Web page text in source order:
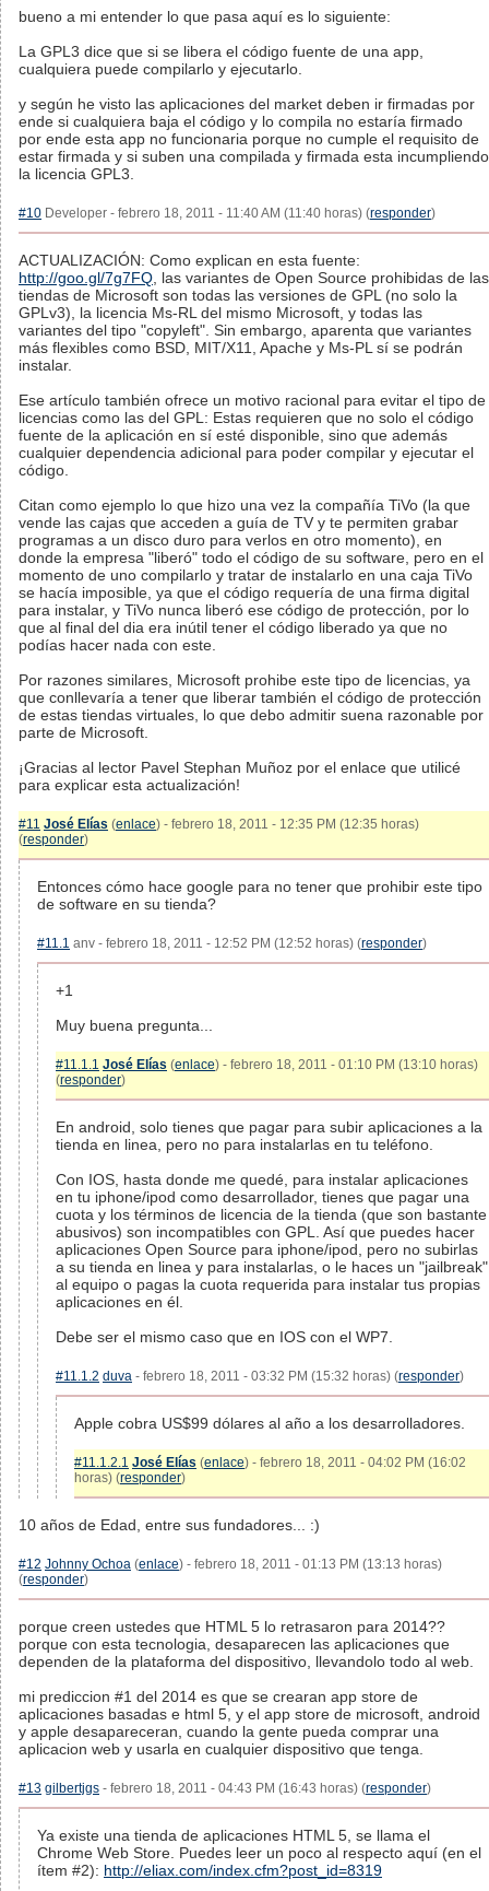
bueno a mi entender lo que pasa aquí es lo siguiente:
La GPL3 dice que si se libera el código fuente de una app,
cualquiera puede compilarlo y ejecutarlo.
y según he visto las aplicaciones del market deben ir firmadas por
ende si cualquiera baja el código y lo compila no estaría firmado
por ende esta app no funcionaria porque no cumple el requisito de
estar firmada y si suben una compilada y firmada esta incumpliendo
la licencia GPL3.
#10 Developer - febrero 18, 2011 - 11:40 AM (11:40 horas) (responder)
ACTUALIZACIÓN: Como explican en esta fuente:
http://goo.gl/7g7FQ , las variantes de Open Source prohibidas de las
tiendas de Microsoft son todas las versiones de GPL (no solo la
GPLv3), la licencia Ms-RL del mismo Microsoft, y todas las
variantes del tipo "copyleft". Sin embargo, aparenta que variantes
más flexibles como BSD, MIT/X11, Apache y Ms-PL sí se podrán
instalar.
Ese artículo también ofrece un motivo racional para evitar el tipo de
licencias como las del GPL: Estas requieren que no solo el código
fuente de la aplicación en sí esté disponible, sino que además
cualquier dependencia adicional para poder compilar y ejecutar el
código.
Citan como ejemplo lo que hizo una vez la compañía TiVo (la que
vende las cajas que acceden a guía de TV y te permiten grabar
programas a un disco duro para verlos en otro momento), en
donde la empresa "liberó" todo el código de su software, pero en el
momento de uno compilarlo y tratar de instalarlo en una caja TiVo
se hacía imposible, ya que el código requería de una firma digital
para instalar, y TiVo nunca liberó ese código de protección, por lo
que al final del dia era inútil tener el código liberado ya que no
podías hacer nada con este.
Por razones similares, Microsoft prohibe este tipo de licencias, ya
que conllevaría a tener que liberar también el código de protección
de estas tiendas virtuales, lo que debo admitir suena razonable por
parte de Microsoft.
¡Gracias al lector Pavel Stephan Muñoz por el enlace que utilicé
para explicar esta actualización!
#11 José Elías (enlace) - febrero 18, 2011 - 12:35 PM (12:35 horas)
(responder)
Entonces cómo hace google para no tener que prohibir este tipo
de software en su tienda?
#11.1 anv - febrero 18, 2011 - 12:52 PM (12:52 horas) (responder)
+1
Muy buena pregunta...
#11.1.1 José Elías (enlace) - febrero 18, 2011 - 01:10 PM (13:10 horas)
(responder)
En android, solo tienes que pagar para subir aplicaciones a la
tienda en linea, pero no para instalarlas en tu teléfono.
Con IOS, hasta donde me quedé, para instalar aplicaciones
en tu iphone/ipod como desarrollador, tienes que pagar una
cuota y los términos de licencia de la tienda (que son bastante
abusivos) son incompatibles con GPL. Así que puedes hacer
aplicaciones Open Source para iphone/ipod, pero no subirlas
a su tienda en linea y para instalarlas, o le haces un "jailbreak"
al equipo o pagas la cuota requerida para instalar tus propias
aplicaciones en él.
Debe ser el mismo caso que en IOS con el WP7.
#11.1.2 duva - febrero 18, 2011 - 03:32 PM (15:32 horas) (responder)
Apple cobra US$99 dólares al año a los desarrolladores.
#11.1.2.1 José Elías (enlace) - febrero 18, 2011 - 04:02 PM (16:02
horas) (responder)
10 años de Edad, entre sus fundadores... :)
#12 Johnny Ochoa (enlace) - febrero 18, 2011 - 01:13 PM (13:13 horas)
(responder)
porque creen ustedes que HTML 5 lo retrasaron para 2014??
porque con esta tecnologia, desaparecen las aplicaciones que
dependen de la plataforma del dispositivo, llevandolo todo al web.
mi prediccion #1 del 2014 es que se crearan app store de
aplicaciones basadas e html 5, y el app store de microsoft, android
y apple desapareceran, cuando la gente pueda comprar una
aplicacion web y usarla en cualquier dispositivo que tenga.
#13 gilbertjgs - febrero 18, 2011 - 04:43 PM (16:43 horas) (responder)
Ya existe una tienda de aplicaciones HTML 5, se llama el
Chrome Web Store. Puedes leer un poco al respecto aquí (en el
ítem #2): http://eliax.com/index.cfm?post_id=8319